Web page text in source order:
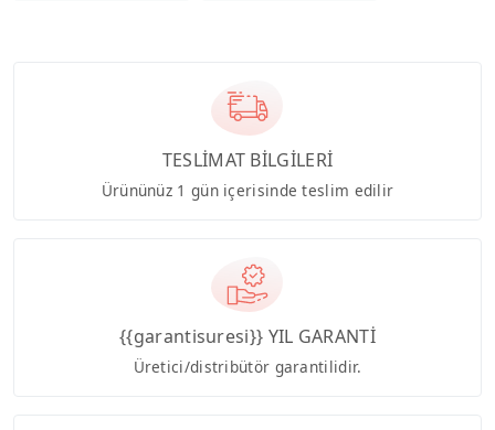
TESLİMAT BİLGİLERİ
Ürününüz 1 gün içerisinde teslim edilir
{{garantisuresi}} YIL GARANTİ
Üretici/distribütör garantilidir.